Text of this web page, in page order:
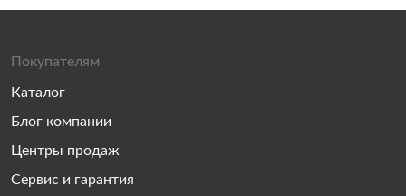
Покупателям
Каталог
Блог компании
Центры продаж
Сервис и гарантия